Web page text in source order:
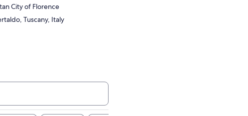
City of Florence
Tuscany, Italy